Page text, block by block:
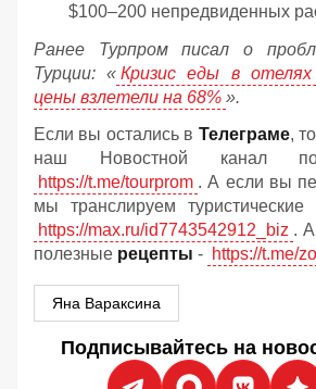
$100–200 непредвиденных
Ранее Турпром писал о
Турции: « Кризис еды в отелях
цены взлетели на 68% ».
Если вы остались в Телеграме,
наш Новостной канал
https://t.me/tourprom . А если вы
мы транслируем туристические
https://max.ru/id7743542912_biz . А
полезные рецепты - https://t.me/
Яна Вараксина
Подписывайтесь на